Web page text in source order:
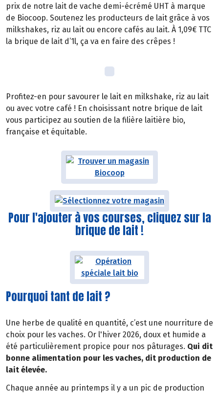
prix de notre lait de vache demi-écrémé UHT à marque
de Biocoop. Soutenez les producteurs de lait grâce à vos
milkshakes, riz au lait ou encore cafés au lait. À 1,09€ TTC
la brique de lait d’1l, ça va en faire des crêpes !
Profitez-en pour savourer le lait en milkshake, riz au lait
ou avec votre café ! En choisissant notre brique de lait
vous participez au soutien de la filière laitière bio,
française et équitable.
Pour l'ajouter à vos courses, cliquez sur la
brique de lait !
Pourquoi tant de lait ?
Une herbe de qualité en quantité, c’est une nourriture de
choix pour les vaches. Or l'hiver 2026, doux et humide a
été particulièrement propice pour nos pâturages. Qui dit
bonne alimentation pour les vaches, dit production de
lait élevée.
Chaque année au printemps il y a un pic de production